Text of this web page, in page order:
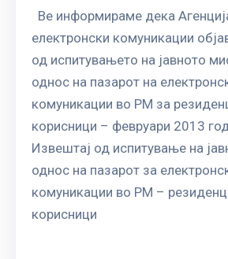
Ве информираме дека
електронски комуникации
од испитувањето на јавното
однос на пазарот на
комуникации во РМ за
корисници – февруари 2013
Извештај од испитување на
однос на пазарот за
комуникации во РМ –
корисници